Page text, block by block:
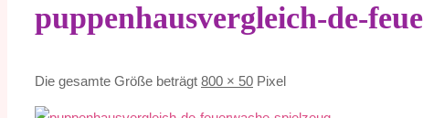
puppenhausvergleich-de-
Die gesamte Größe beträgt 800 × 50 Pixel